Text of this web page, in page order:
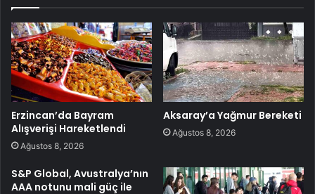
Erzincan’da Bayram
Alışverişi Hareketlendi
Ağustos 8, 2026
Aksaray’a Yağmur Bereketi
Ağustos 8, 2026
S&P Global, Avustralya’nın
AAA notunu mali güç ile